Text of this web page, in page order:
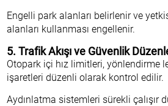
Engelli park alanları belirlenir ve
alanları kullanması engellenir.
5. Trafik Akışı ve Güvenlik
Otopark içi hız limitleri, yönlendirme
işaretleri düzenli olarak kontrol edilir.
Aydınlatma sistemleri sürekli çalışır